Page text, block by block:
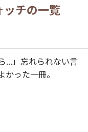
チの一覧
...」忘れられない言
った一冊。